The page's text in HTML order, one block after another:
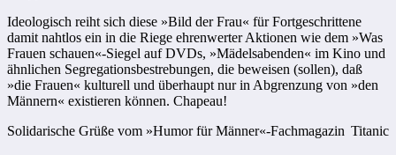
Ideologisch reiht sich diese »Bild der Frau« für Fortgeschrittene
damit nahtlos ein in die Riege ehrenwerter Aktionen wie dem »Was
Frauen schauen«-Siegel auf DVDs, »Mädelsabenden« im Kino und
ähnlichen Segregationsbestrebungen, die beweisen (sollen), daß
»die Frauen« kulturell und überhaupt nur in Abgrenzung von »den
Männern« existieren können. Chapeau!
Solidarische Grüße vom »Humor für Männer«-Fachmagazin Titanic